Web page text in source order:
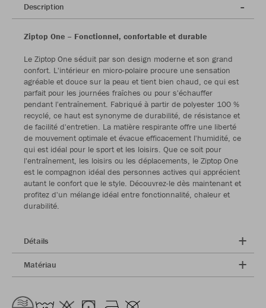
Description
Ziptop One – Fonctionnel, confortable et durable
Le Ziptop One séduit par son design moderne et son grand
confort. L'intérieur en micro-polaire procure une sensation
agréable et douce sur la peau et tient bien chaud, ce qui est
parfait pour les journées fraîches ou pour s'échauffer
pendant l'entraînement. Fabriqué à partir de polyester 100 %
recyclé, ce haut est synonyme de durabilité, de résistance et
de facilité d'entretien. La matière respirante offre une liberté
de mouvement optimale et évacue efficacement l'humidité, ce
qui est idéal pour le sport et les loisirs. Que ce soit pour
l'entraînement, les loisirs ou les déplacements, le Ziptop One
est le compagnon idéal des personnes actives qui apprécient
autant le confort que le style. Découvrez-le dès maintenant et
profitez d'un mélange idéal entre fonctionnalité, chaleur et
durabilité.
Détails
Matériau